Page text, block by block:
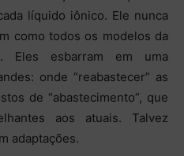
líquido iônico. Ele nunca
como todos os modelos da
Eles esbarram em uma
onde “reabastecer” as
de “abastecimento”, que
aos atuais. Talvez
adaptações.